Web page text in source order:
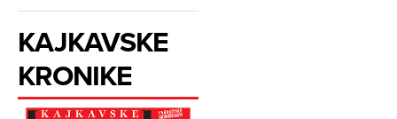
KAJKAVSKE
KRONIKE